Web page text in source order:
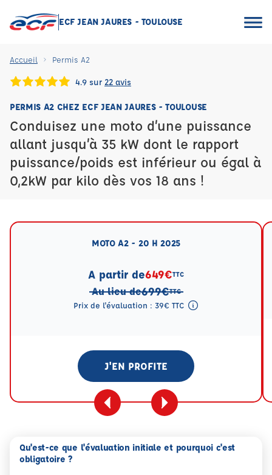
ECF JEAN JAURES - TOULOUSE
Accueil Permis A2
4.9 sur 22 avis
PERMIS A2 CHEZ ECF JEAN JAURES - TOULOUSE
Conduisez une moto d’une puissance
allant jusqu’à 35 kW dont le rapport
puissance/poids est inférieur ou égal à
0,2kW par kilo dès vos 18 ans !
MOTO A2 - 20 H 2025
A partir de649€TTC
Au lieu de699€TTC
Prix de l'évaluation : 39€ TTC
J'EN PROFITE
Qu'est-ce que l'évaluation initiale et pourquoi c'est
obligatoire ?